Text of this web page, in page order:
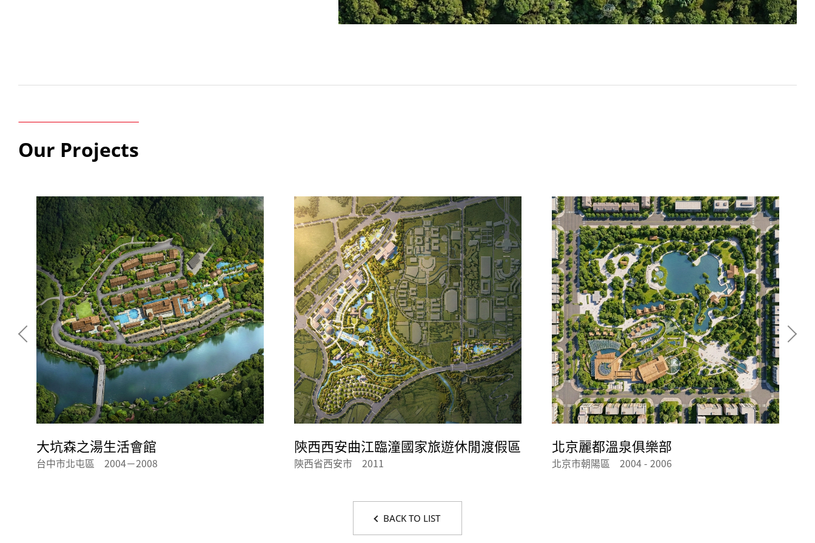
Our Projects
大坑森之湯生活會館
台中市北屯區 2004－2008
陝西西安曲江臨潼國家旅遊休閒渡假區
陝西省西安市 2011
北京麗都溫泉俱樂部
北京市朝陽區 2004 - 2006
BACK TO LIST